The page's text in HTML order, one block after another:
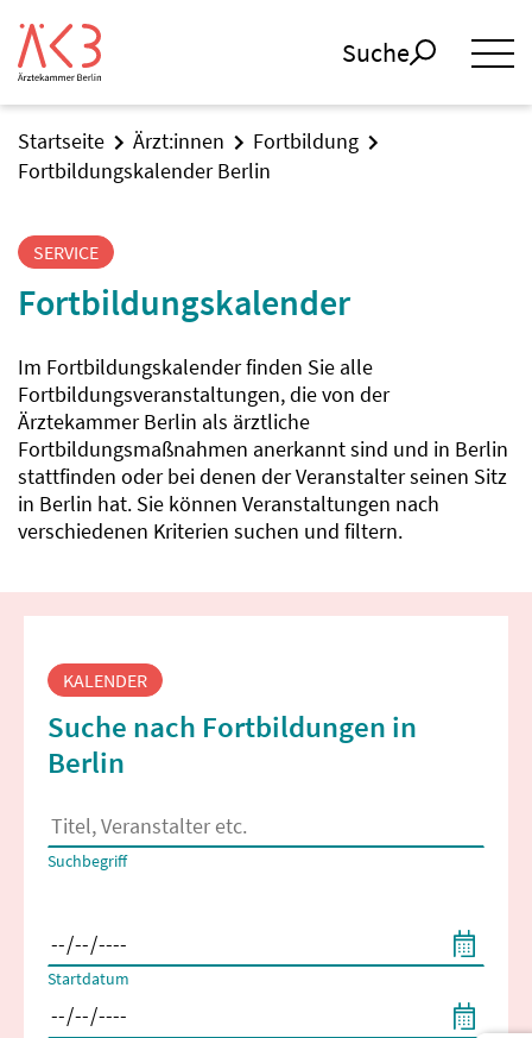
Suche
Startseite Ärzt:innen
Fortbildung
Fortbildungskalender Berlin
SERVICE
Fortbildungskalender
Im Fortbildungskalender finden Sie alle
Fortbildungsveranstaltungen, die von der
Ärztekammer Berlin als ärztliche
Fortbildungsmaßnahmen anerkannt sind und in Berlin
stattfinden oder bei denen der Veranstalter seinen Sitz
in Berlin hat. Sie können Veranstaltungen nach
verschiedenen Kriterien suchen und filtern.
Fortbildungssuche
KALENDER
Suche nach Fortbildungen in
Berlin
Es erscheinen Suchvorschläge, wenn mindestens 2 Zeichen
Suchbegriff
Startdatum